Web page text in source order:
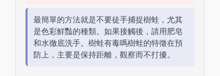
最簡單的方法就是不要徒手捕捉樹蛙，尤其
是色彩鮮豔的種類。如果接觸後，請用肥皂
和水徹底洗手。樹蛙有毒嗎樹蛙的特徵在預
防上，主要是保持距離，觀察而不打擾。